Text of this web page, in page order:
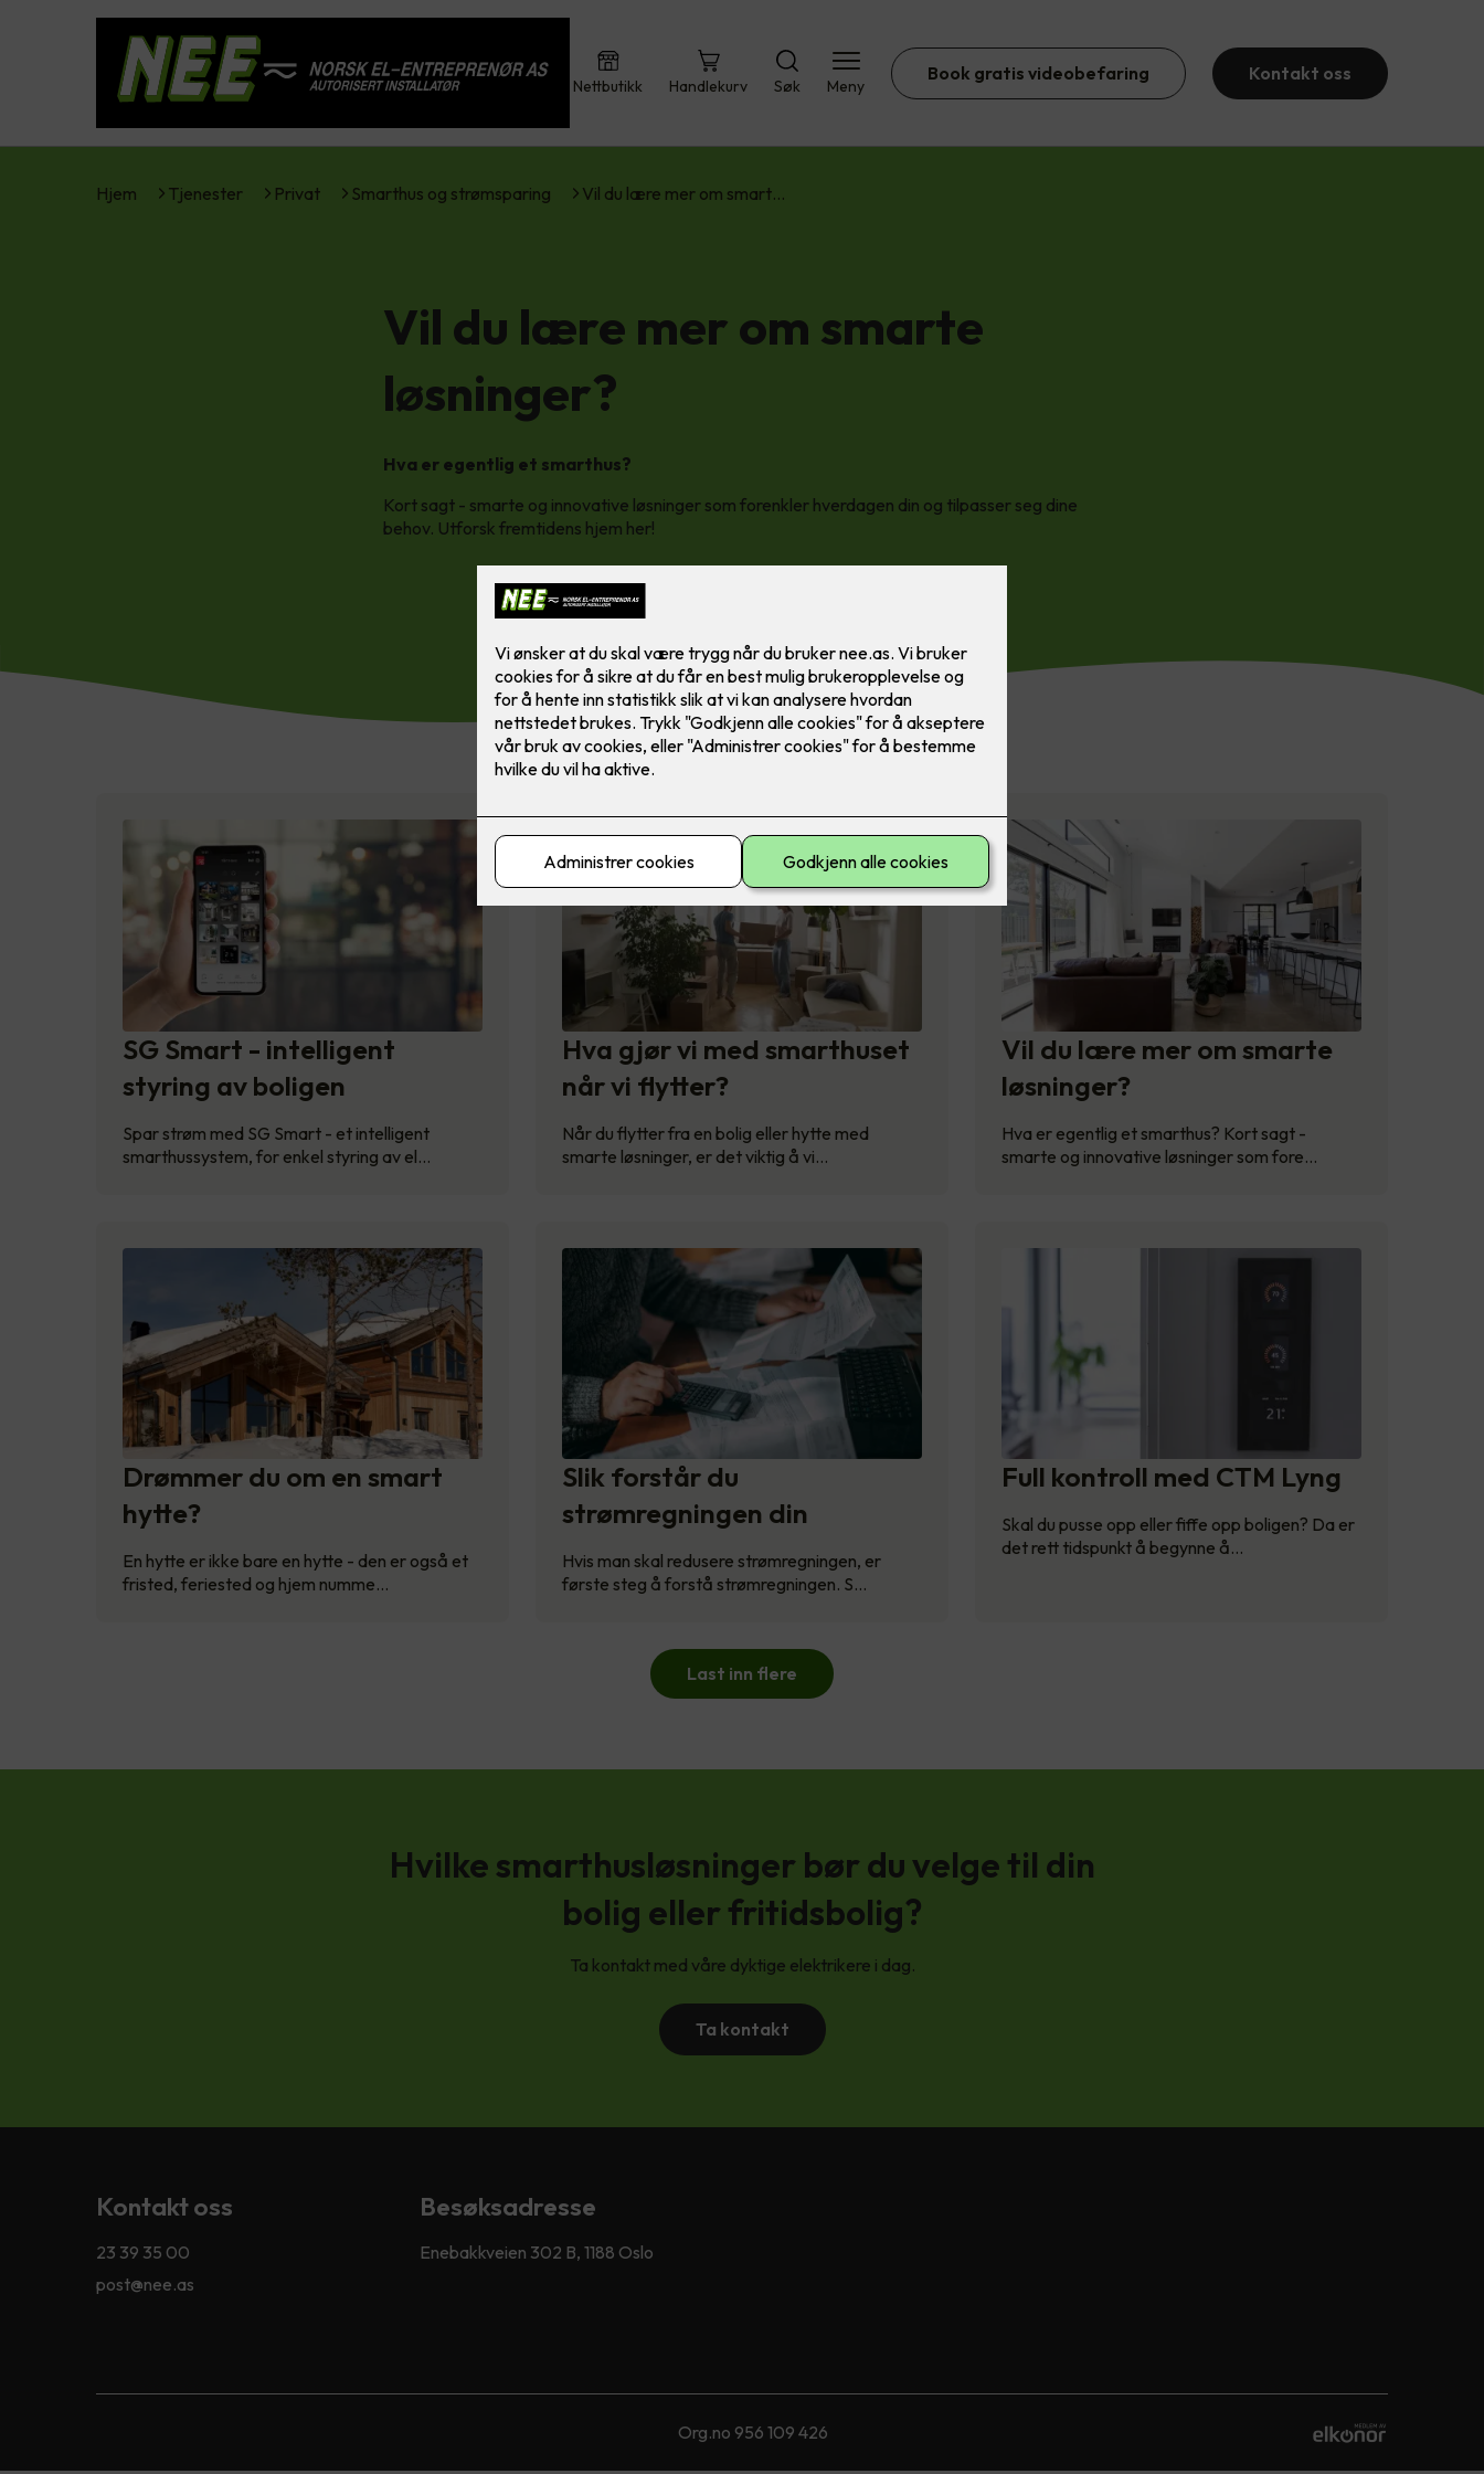
Nettbutikk Handlekurv Søk Meny
Book gratis videobefaring Kontakt oss
Hjem Tjenester Privat Smarthus og strømsparing Vil du lære mer om smart…
Vil du lære mer om smarte
løsninger?
Hva er egentlig et smarthus?
Kort sagt - smarte og innovative løsninger som forenkler hverdagen din og tilpasser seg dine
behov. Utforsk fremtidens hjem her!
SG Smart - intelligent
styring av boligen
Spar strøm med SG Smart - et intelligent
smarthussystem, for enkel styring av el…
Hva gjør vi med smarthuset
når vi flytter?
Når du flytter fra en bolig eller hytte med
smarte løsninger, er det viktig å vi…
Vil du lære mer om smarte
løsninger?
Hva er egentlig et smarthus? Kort sagt -
smarte og innovative løsninger som fore…
Drømmer du om en smart
hytte?
En hytte er ikke bare en hytte - den er også et
fristed, feriested og hjem numme…
Slik forstår du
strømregningen din
Hvis man skal redusere strømregningen, er
første steg å forstå strømregningen. S…
Full kontroll med CTM Lyng
Skal du pusse opp eller fiffe opp boligen? Da er
det rett tidspunkt å begynne å…
Last inn flere
Hvilke smarthusløsninger bør du velge til din
bolig eller fritidsbolig?
Ta kontakt med våre dyktige elektrikere i dag.
Ta kontakt
Kontakt oss
23 39 35 00
post@nee.as
Besøksadresse
Enebakkveien 302 B, 1188 Oslo
Org.no 956 109 426